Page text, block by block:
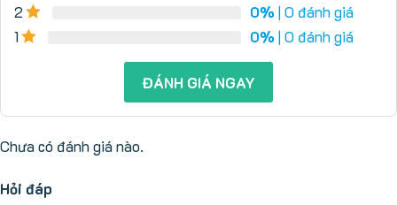
2
0% | 0 đánh giá
1
0% | 0 đánh giá
ĐÁNH GIÁ NGAY
Chưa có đánh giá nào.
Hỏi đáp